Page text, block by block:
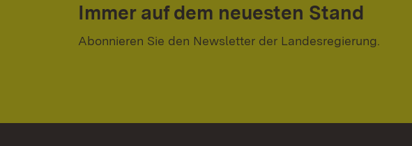
Immer auf dem neuesten Stand
Abonnieren Sie den Newsletter der Landesregierung.